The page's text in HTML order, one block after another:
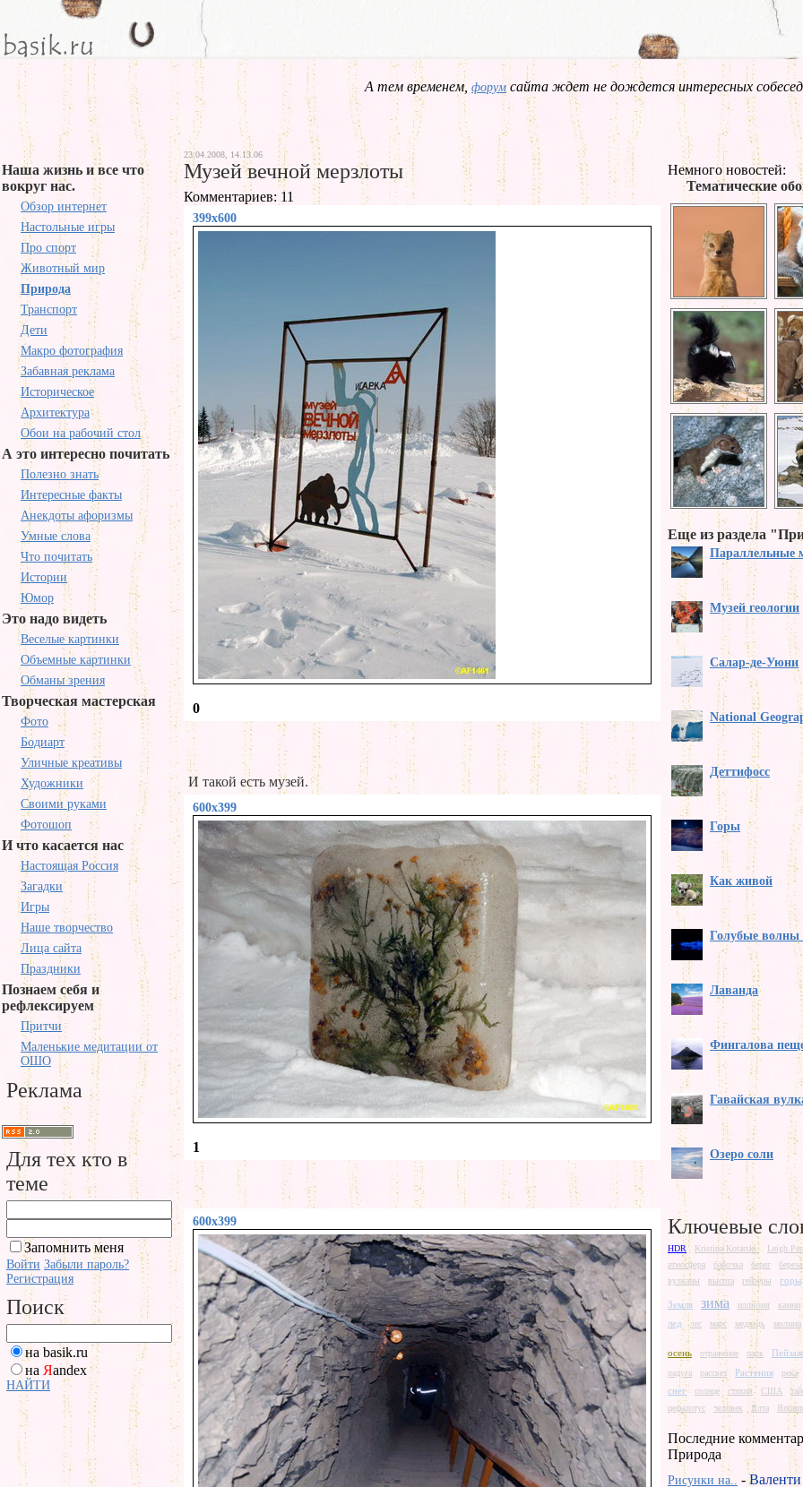
А тем временем, форум сайта ждет не дождется интересных
Наша жизнь и все что
вокруг нас.
Обзор интернет
Настольные игры
Про спорт
Животный мир
Природа
Транспорт
Дети
Макро фотография
Забавная реклама
Историческое
Архитектура
Обои на рабочий стол
А это интересно почитать
Полезно знать
Интересные факты
Анекдоты афоризмы
Умные слова
Что почитать
Истории
Юмор
Это надо видеть
Веселые картинки
Объемные картинки
Обманы зрения
Творческая мастерская
Фото
Бодиарт
Уличные креативы
Художники
Своими руками
Фотошоп
И что касается нас
Настоящая Россия
Загадки
Игры
Наше творчество
Лица сайта
Праздники
Познаем себя и
рефлексируем
Притчи
Маленькие медитации от
ОШО
Реклама
Для тех кто в
теме
Запомнить меня
Войти Забыли пароль?
Регистрация
Поиск
на basik.ru
на Яandex
НАЙТИ
23.04.2008, 14.13.06
Музей вечной мерзлоты
Комментариев: 11
399x600
0
И такой есть музей.
600x399
1
600x399
Немного новостей:
Тематические
Еще из раздела
Параллельные
Музей геологии
Салар-де-Уюни
National
Деттифосс
Горы
Как живой
Голубые волны
Лаванда
Фингалова
Гавайская
Озеро соли
Ключевые
HDR Kristina Kotarski.
Leigh
атмосфера
бабочка берег
береза
вулканы
высота гейзеры горы
Земля зима иллюзия камни
лед лес марс медведь молнии
осень отражение парк Пейзаж
радуга рассвет Растения река
снег солнце стихия США
цефалотус
человек Ялта
Последние
Природа
Рисунки на.. -Валенти